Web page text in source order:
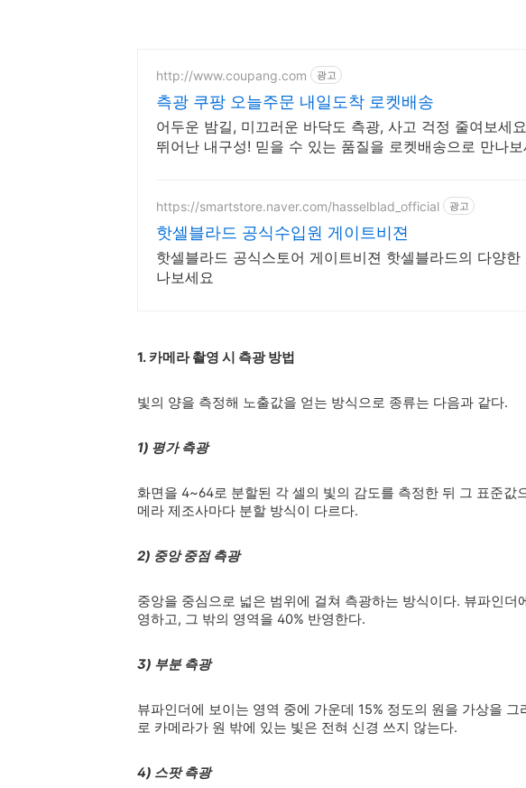
http://www.coupang.com 광고
측광 쿠팡 오늘주문 내일도착 로켓배송
어두운 밤길, 미끄러운 바닥도 측광, 사고 걱정 줄여보세
뛰어난 내구성! 믿을 수 있는 품질을 로켓배송으로 만나보
https://smartstore.naver.com/hasselblad_official 광고
핫셀블라드 공식수입원 게이트비젼
핫셀블라드 공식스토어 게이트비젼 핫셀블라드의 다양
나보세요
1. 카메라 촬영 시 측광 방법
빛의 양을 측정해 노출값을 얻는 방식으로 종류는 다음과 같다.
1) 평가 측광
화면을 4~64로 분할된 각 셀의 빛의 감도를 측정한 뒤 그 표준값
메라 제조사마다 분할 방식이 다르다.
2) 중앙 중점 측광
중앙을 중심으로 넓은 범위에 걸쳐 측광하는 방식이다. 뷰파인더
영하고, 그 밖의 영역을 40% 반영한다.
3) 부분 측광
뷰파인더에 보이는 영역 중에 가운데 15% 정도의 원을 가상을
로 카메라가 원 밖에 있는 빛은 전혀 신경 쓰지 않는다.
4) 스팟 측광